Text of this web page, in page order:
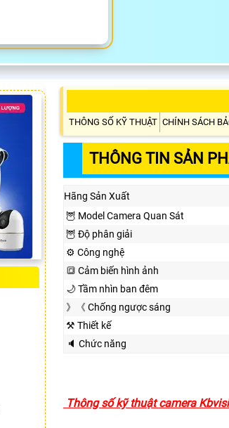
THÔNG SỐ KỸ THUẬT CHÍNH SÁCH
THÔNG TIN SẢN
Hãng Sản Xuất
🦉 Model Camera Quan Sát
🦉 Độ phân giải
⚙ Công nghệ
🔳 Cảm biến hình ảnh
🌙 Tầm nhìn ban đêm
》《 Chống ngược sáng
⚒ Thiết kế
🔈 Chức năng
Thông số kỹ thuật camera